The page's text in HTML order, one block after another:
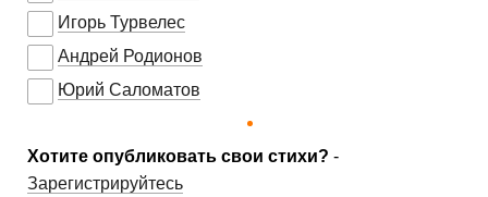
Игорь Турвелес
Андрей Родионов
Юрий Саломатов
Хотите опубликовать свои стихи? -
Зарегистрируйтесь